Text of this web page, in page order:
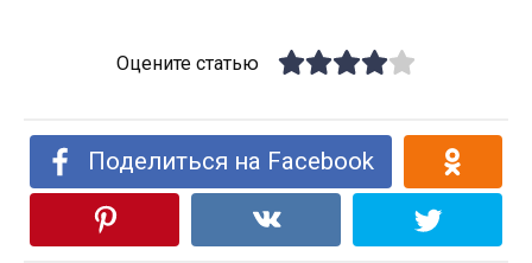
Оцените статью
Поделиться на Facebook